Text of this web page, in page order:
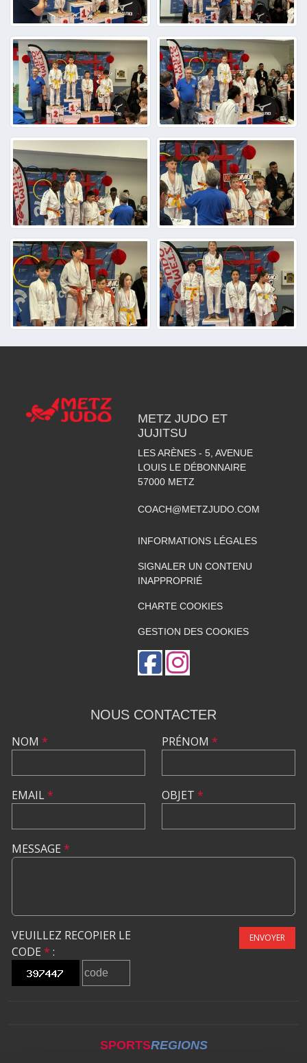
METZ JUDO ET
JUJITSU
LES ARÈNES - 5, AVENUE
LOUIS LE DÉBONNAIRE
57000 METZ
COACH@METZJUDO.COM
INFORMATIONS LÉGALES
SIGNALER UN CONTENU
INAPPROPRIÉ
CHARTE COOKIES
GESTION DES COOKIES
NOUS CONTACTER
NOM *
EMAIL*
PRÉNOM *
OBJET *
MESSAGE *
VEUILLEZ RECOPIER LE
CODE * :
ENVOYER
SPORTSREGIONS